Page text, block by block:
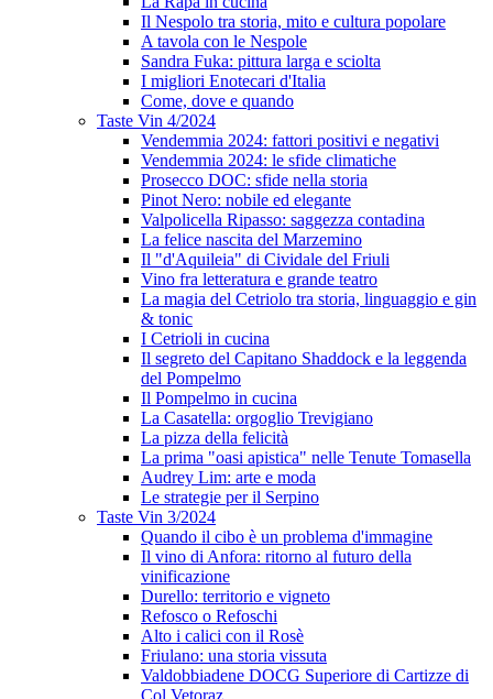
Il Nespolo tra storia, mito e cultura popolare
A tavola con le Nespole
Sandra Fuka: pittura larga e sciolta
I migliori Enotecari d'Italia
Come, dove e quando
Taste Vin 4/2024
Vendemmia 2024: fattori positivi e negativi
Vendemmia 2024: le sfide climatiche
Prosecco DOC: sfide nella storia
Pinot Nero: nobile ed elegante
Valpolicella Ripasso: saggezza contadina
La felice nascita del Marzemino
Il "d'Aquileia" di Cividale del Friuli
Vino fra letteratura e grande teatro
La magia del Cetriolo tra storia, linguaggio e gin
& tonic
I Cetrioli in cucina
Il segreto del Capitano Shaddock e la leggenda
del Pompelmo
Il Pompelmo in cucina
La Casatella: orgoglio Trevigiano
La pizza della felicità
La prima "oasi apistica" nelle Tenute Tomasella
Audrey Lim: arte e moda
Le strategie per il Serpino
Taste Vin 3/2024
Quando il cibo è un problema d'immagine
Il vino di Anfora: ritorno al futuro della
vinificazione
Durello: territorio e vigneto
Refosco o Refoschi
Alto i calici con il Rosè
Friulano: una storia vissuta
Valdobbiadene DOCG Superiore di Cartizze di
Col Vetoraz